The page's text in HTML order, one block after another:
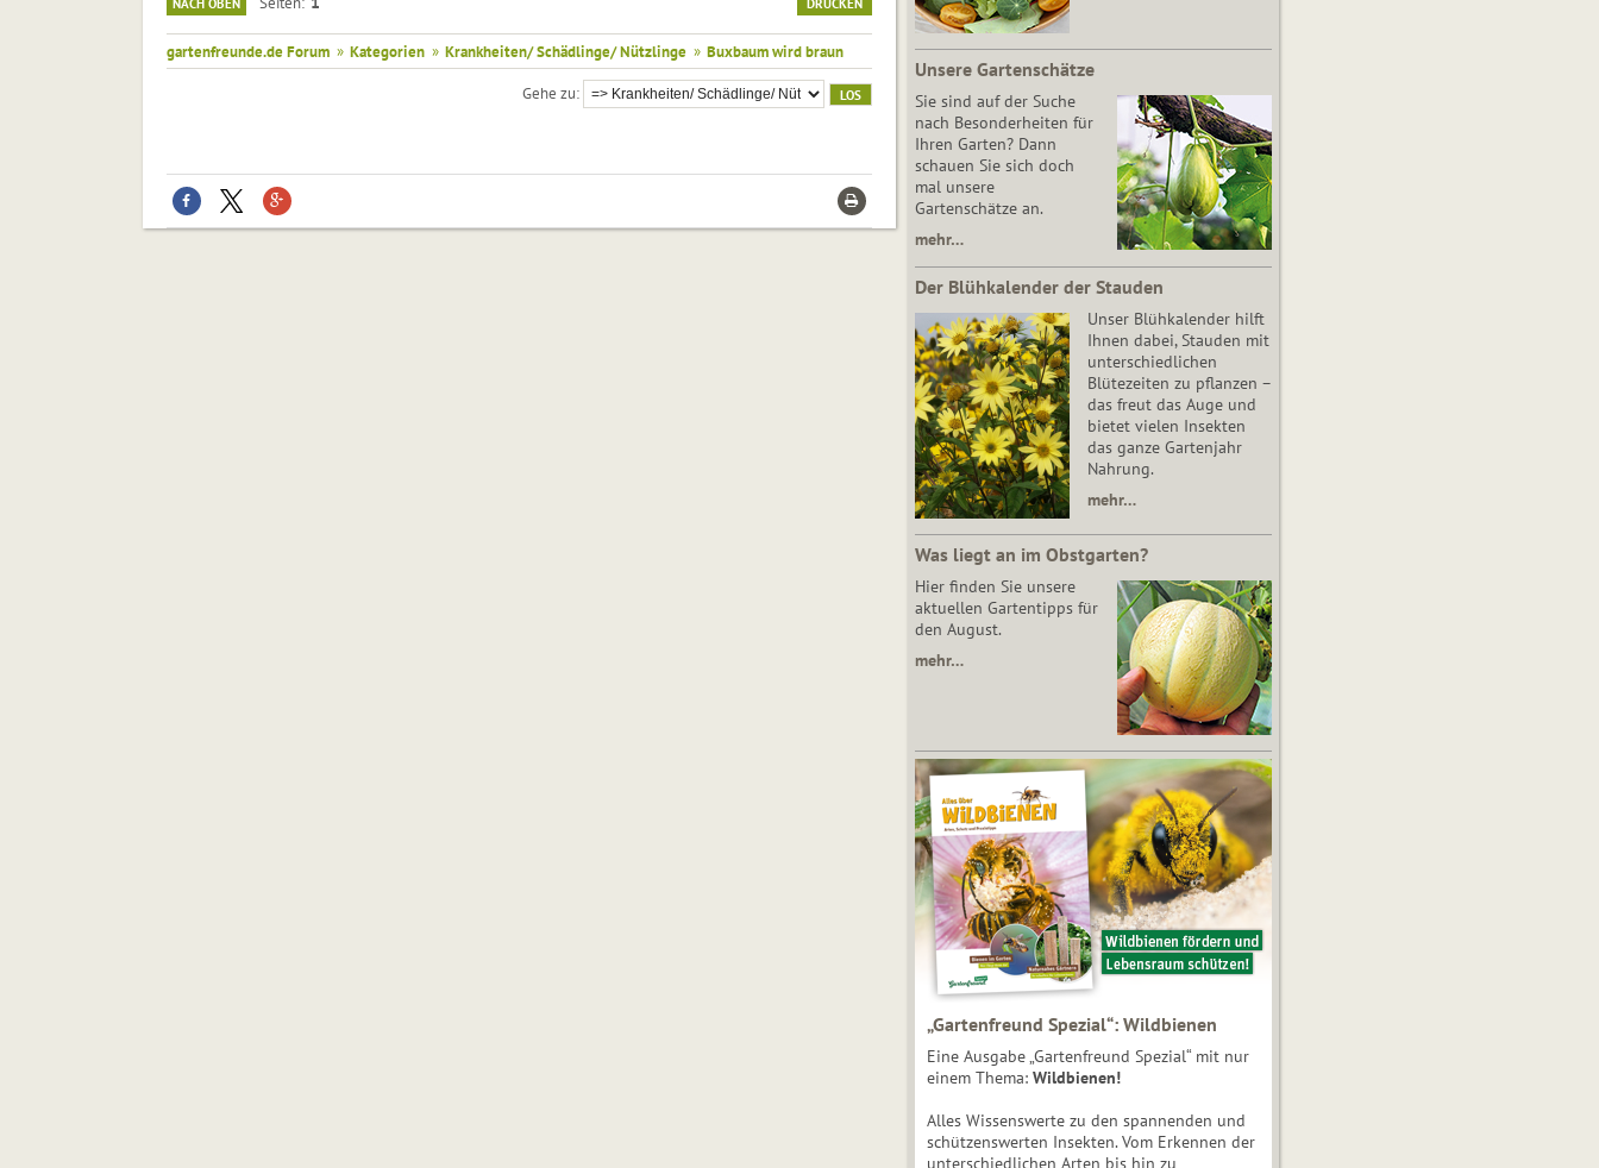
DRUCKEN
NACH OBEN
gartenfreunde.de Forum » Kategorien » Krankheiten/ Schädlinge/ Nützlinge » Buxbaum wird braun
Gehe zu
Unsere Gartenschätze
Sie sind auf der Suche
nach Besonderheiten für
Ihren Garten? Dann
schauen Sie sich doch
mal unsere
Gartenschätze an.
mehr…
Der Blühkalender der Stauden
Unser Blühkalender hilft
Ihnen dabei, Stauden mit
unterschiedlichen
Blütezeiten zu pflanzen –
das freut das Auge und
bietet vielen Insekten
das ganze Gartenjahr
Nahrung.
mehr…
Was liegt an im Obstgarten?
Hier finden Sie unsere
aktuellen Gartentipps für
den August.
mehr…
„Gartenfreund Spezial“: Wildbienen
Eine Ausgabe „Gartenfreund Spezial“ mit nur
einem Thema: Wildbienen!
Alles Wissenswerte zu den spannenden und
schützenswerten Insekten. Vom Erkennen der